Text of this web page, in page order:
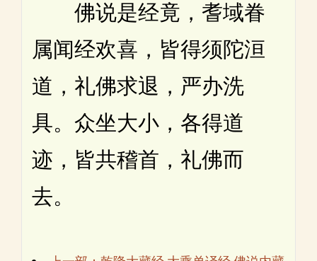
佛说是经竟，耆域眷
属闻经欢喜，皆得须陀洹
道，礼佛求退，严办洗
具。众坐大小，各得道
迹，皆共稽首，礼佛而
去。